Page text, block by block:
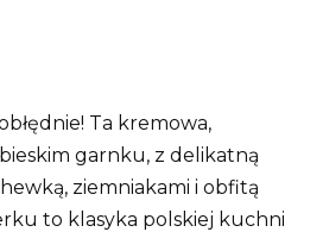
Ta kremowa,
garnku, z delikatną
ziemniakami i obfitą
to klasyka polskiej kuchni